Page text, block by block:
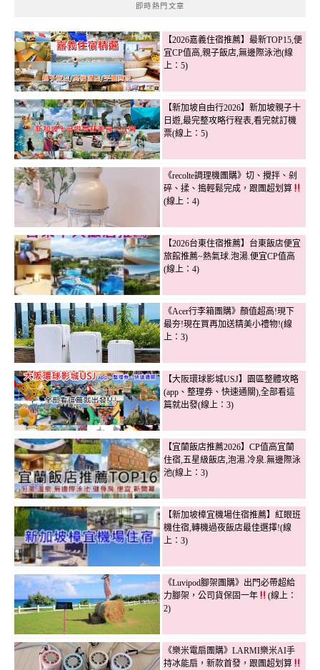
即時熱門文章
【2026嘉義住宿推薦】最新TOP15,便
宜CP值高,親子飯店,無邊際泳池(線
上：5)
【新加坡自由行2026】新加坡親子十
日遊,最完整攻略行程表,看完就訂機
票(線上：5)
《recolte調理機團購》切、攪拌、剁
碎、揉、搗輕鬆完成，跟團超划算
(線上：4)
【2026台東住宿推薦】台東飯店便宜
旅館推薦~熱氣球.泡湯.便宜CP值高
(線上：4)
《Acer行李箱團購》顏值超高!現下
最夯!現在買再加送精美小禮物!(線
上：3)
【大阪環球影城USJ】園區整體攻略
(app、整理券、快速通關),全部看這
篇就出發(線上：3)
【宜蘭飯店推薦2026】CP值高宜蘭
住宿,五星級飯店,泡湯.冷泉.無邊際泳
池(線上：3)
【新加坡樟宜機場住宿推薦】紅眼班
機住宿,轉機過夜飯店最佳選擇!(線
上：3)
《Luvipod腳架團購》出門必帶超給
力腳架，公司貨保固一年
(線上：
2)
《樂米電扇團購》LARMI樂米AI手
持冰能扇，新款首發，跟團超划算